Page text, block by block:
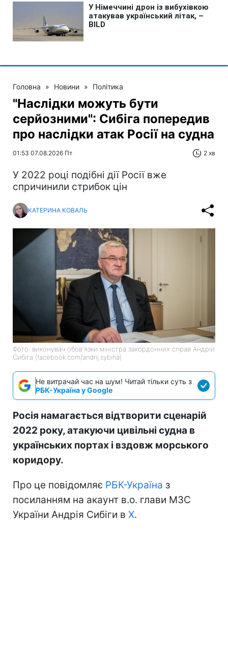
Головна » Новини » Політика
"Наслідки можуть бути
серйозними": Сибіга попередив
про наслідки атак Росії на судна
01:53 07.08.2026 Пт 2 хв
У 2022 році подібні дії Росії вже
спричинили стрибок цін
КАТЕРИНА КОВАЛЬ
Фото: виконувач обов'язки міністра закордонних справ Андрій
Сибіга (facebook.com/andrij.sybiha)
Не витрачай час на шум! Читай тільки суть з
РБК-Україна у Google
Росія намагається відтворити сценарій
2022 року, атакуючи цивільні судна в
українських портах і вздовж морського
коридору.
Про це повідомляє РБК-Україна з
посиланням на акаунт в.о. глави МЗС
України Андрія Сибіги в Х.